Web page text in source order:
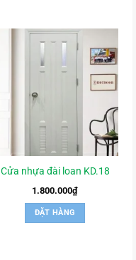
Cửa nhựa đài loan KD.18
1.800.000₫
ĐẶT HÀNG